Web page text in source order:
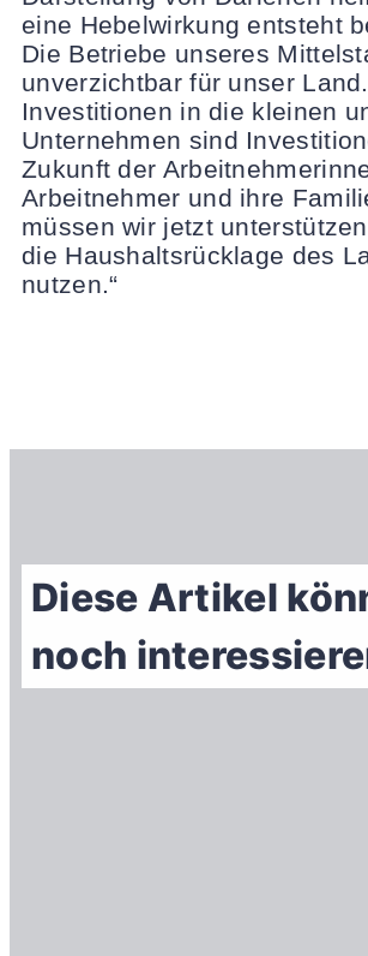
eine Hebelwirkung entsteht
Die Betriebe unseres
unverzichtbar für unser Land.
Investitionen in die kleinen
Unternehmen sind
Zukunft der
Arbeitnehmer und ihre
müssen wir jetzt
die Haushaltsrücklage des
nutzen.“
Diese Artikel
noch